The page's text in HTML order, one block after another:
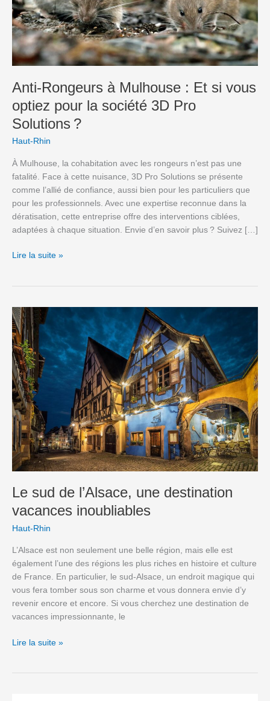
Anti-Rongeurs à Mulhouse : Et si vous
optiez pour la société 3D Pro
Solutions ?
Haut-Rhin
À Mulhouse, la cohabitation avec les rongeurs n’est pas une
fatalité. Face à cette nuisance, 3D Pro Solutions se présente
comme l’allié de confiance, aussi bien pour les particuliers que
pour les professionnels. Avec une expertise reconnue dans la
dératisation, cette entreprise offre des interventions ciblées,
adaptées à chaque situation. Envie d’en savoir plus ? Suivez […]
vous
optiez
pour
la
société
3D
Pro
Solutions ?
Lire la suite »
Le sud de l’Alsace, une destination
vacances inoubliables
Haut-Rhin
L’Alsace est non seulement une belle région, mais elle est
également l’une des régions les plus riches en histoire et culture
de France. En particulier, le sud-Alsace, un endroit magique qui
vous fera tomber sous son charme et vous donnera envie d’y
revenir encore et encore. Si vous cherchez une destination de
vacances impressionnante, le
Le
sud
de
l’Alsace,
une
destination
vacances
inoubliables
Lire la suite »